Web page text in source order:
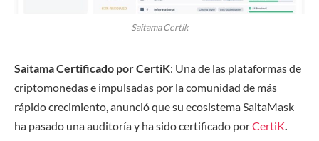
Saitama Certik
Saitama Certificado por CertiK: Una de las plataformas de
criptomonedas e impulsadas por la comunidad de más
rápido crecimiento, anunció que su ecosistema SaitaMask
ha pasado una auditoría y ha sido certificado porCertiK.